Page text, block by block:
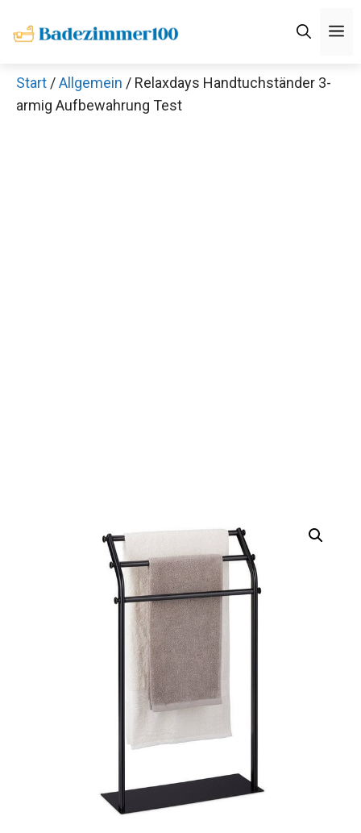
Inhalt
Start /Allgemein / Relaxdays Handtuchständer 3-
armig Aufbewahrung Test